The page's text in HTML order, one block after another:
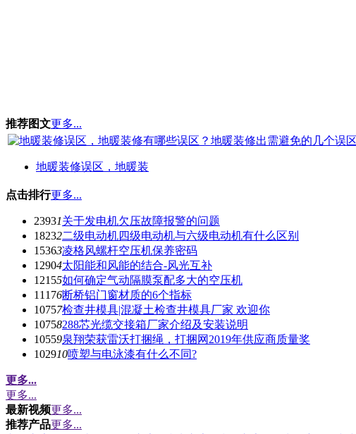
推荐图文更多...
地暖装修误区，地暖装
点击排行更多...
23931关于发电机欠压故障报警的问题
18232二级电动机四级电动机与六级电动机有什么区别
15363凌格风螺杆空压机保养密码
12904太阳能和风能的结合-风光互补
12155如何确定气动隔膜泵配多大的空压机
11176断桥铝门窗材质的6个指标
10757检查井模具|混凝土检查井模具厂家 欢迎你
10758288芯光缆交接箱厂家介绍及安装说明
10559泉翔荣获雷沃打捆绳，打捆网2019年供应商质量奖
102910喷塑与电泳漆有什么不同?
更多...
更多...
最新视频更多...
推荐产品更多...